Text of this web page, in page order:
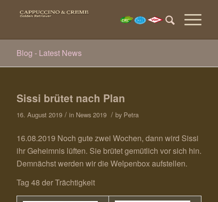
Blog - Latest News
Sissi brütet nach Plan
16. August 2019 / in News 2019 / by Petra
16.08.2019 Noch gute zwei Wochen, dann wird Sissi
ihr Geheimnis lüften. Sie brütet gemütlich vor sich hin.
Demnächst werden wir die Welpenbox aufstellen.
Tag 48 der Trächtigkeit